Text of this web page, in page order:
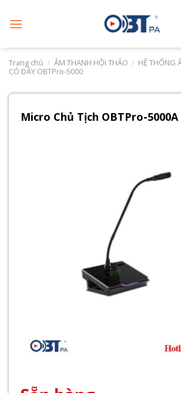
Trang chủ / ÂM THANH HỘI THẢO / HỆ THỐNG
CÓ DÂY OBTPro-5000
Micro Chủ Tịch OBTPro-5000A